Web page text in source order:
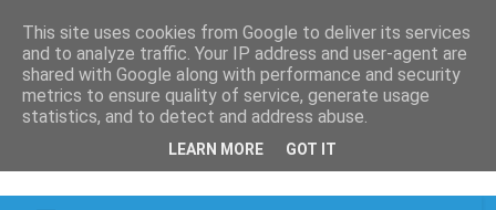
This site uses cookies from Google to deliver its services
and to analyze traffic. Your IP address and user-agent are
shared with Google along with performance and security
metrics to ensure quality of service, generate usage
statistics, and to detect and address abuse.
LEARN MORE GOT IT